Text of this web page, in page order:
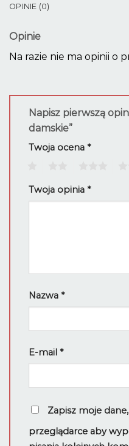
OPINIE (0)
Opinie
Na razie nie ma opinii o
Napisz pierwszą
damskie”
Twoja ocena *
Twoja opinia *
Nazwa *
E-mail *
Zapisz moje
przeglądarce aby